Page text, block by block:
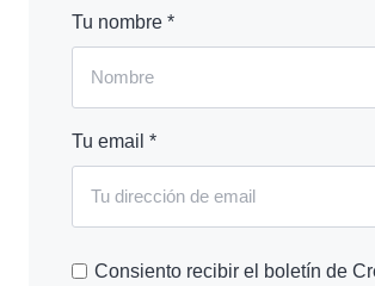
Tu nombre *
Tu email *
Consiento recibir el boletín de